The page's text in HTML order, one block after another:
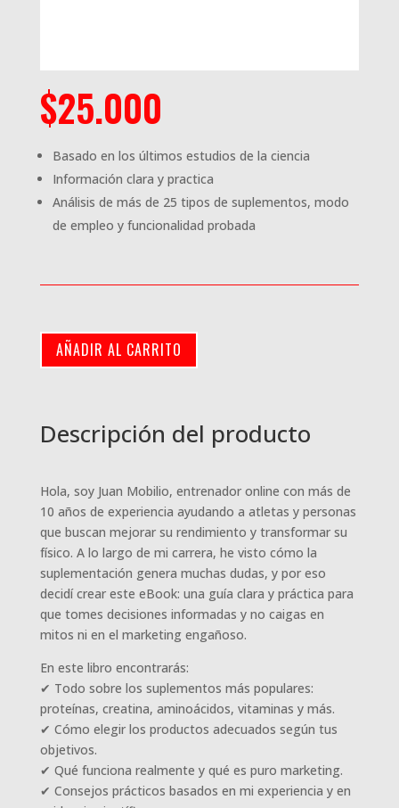
$25.000
Basado en los últimos estudios de la ciencia
Información clara y practica
Análisis de más de 25 tipos de suplementos, modo
de empleo y funcionalidad probada
AÑADIR AL CARRITO
Descripción del producto
Hola, soy Juan Mobilio, entrenador online con más de
10 años de experiencia ayudando a atletas y personas
que buscan mejorar su rendimiento y transformar su
físico. A lo largo de mi carrera, he visto cómo la
suplementación genera muchas dudas, y por eso
decidí crear este eBook: una guía clara y práctica para
que tomes decisiones informadas y no caigas en
mitos ni en el marketing engañoso.
En este libro encontrarás:
✔ Todo sobre los suplementos más populares:
proteínas, creatina, aminoácidos, vitaminas y más.
✔ Cómo elegir los productos adecuados según tus
objetivos.
✔ Qué funciona realmente y qué es puro marketing.
✔ Consejos prácticos basados en mi experiencia y en